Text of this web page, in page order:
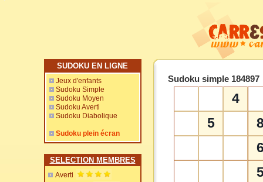
SUDOKU EN LIGNE
Jeux d'enfants
Sudoku Simple
Sudoku Moyen
Sudoku Averti
Sudoku Diabolique
Sudoku plein écran
SELECTION MEMBRES
Averti
Sudoku simple 184897
4
5